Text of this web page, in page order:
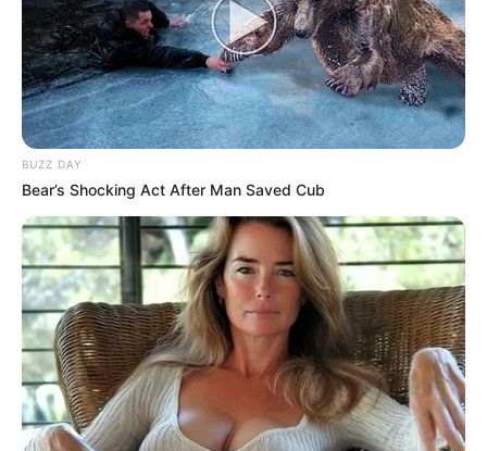
BUZZ DAY
Bear’s Shocking Act After Man Saved Cub